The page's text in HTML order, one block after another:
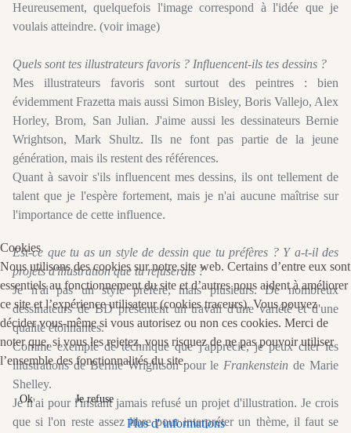
Heureusement, quelquefois l'image correspond à l'idée que je
voulais atteindre. (voir image)
Quels sont tes illustrateurs favoris ? Influencent-ils tes dessins ?
Mes illustrateurs favoris sont surtout des peintres : bien
évidemment Frazetta mais aussi Simon Bisley, Boris Vallejo, Alex
Horley, Brom, San Julian. J'aime aussi les dessinateurs Bernie
Wrightson, Mark Shultz. Ils ne font pas partie de la jeune
génération, mais ils restent des références.
Quant à savoir s'ils influencent mes dessins, ils ont tellement de
talent que je l'espère fortement, mais je n'ai aucune maîtrise sur
l'importance de cette influence.
Est-ce que tu as un style de dessin que tu préfères ? Y a-t-il des
projets d'illustration que tu refuserais ?
Je n'ai pas un style préféré, mais plusieurs. De nombreux
dessinateurs de BD présentent un travail d'une variété et d'une
qualité étonnantes.
Comme exemple de technique que j'apprécie, je peux citer les
illustrations de Bernie Wrightson pour le Frankenstein de Marie
Shelley.
Je n'ai pour l'instant jamais refusé un projet d'illustration. Je crois
que si l'on reste assez libre pour interpréter un thème, il faut se
Cookies
Nous utilisons des cookies sur notre site web. Certains d’entre eux sont
essentiels au fonctionnement du site et d’autres nous aident à améliorer
ce site et l’expérience utilisateur (cookies traceurs). Vous pouvez
décider vous-même si vous autorisez ou non ces cookies. Merci de
noter que, si vous les rejetez, vous risquez de ne pas pouvoir utiliser
l’ensemble des fonctionnalités du site.
Ok Je refuse
Plus d' informations